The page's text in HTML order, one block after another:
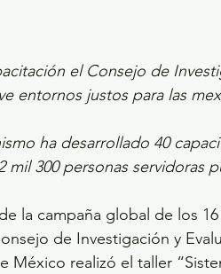
el Consejo de
entornos justos para las
ha desarrollado 40
mil 300 personas servidoras
la campaña global de los
de Investigación y
México realizó el taller